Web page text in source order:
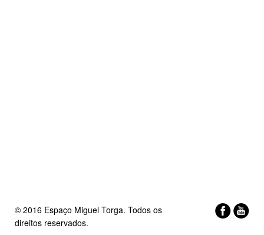
© 2016 Espaço Miguel Torga. Todos os
direitos reservados.